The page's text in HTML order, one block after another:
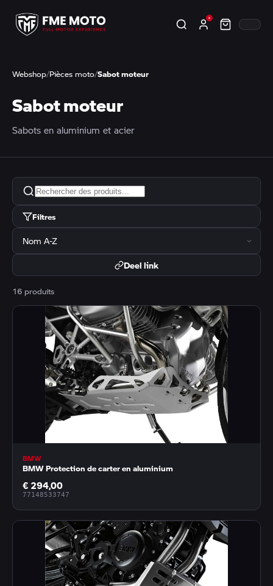
Webshop/Pièces moto/Sabot moteur
Sabot moteur
Sabots en aluminium et acier
Filtres
Deel link
16 produits
BMW
BMW Protection de carter en aluminium
€ 294,00
77148533747